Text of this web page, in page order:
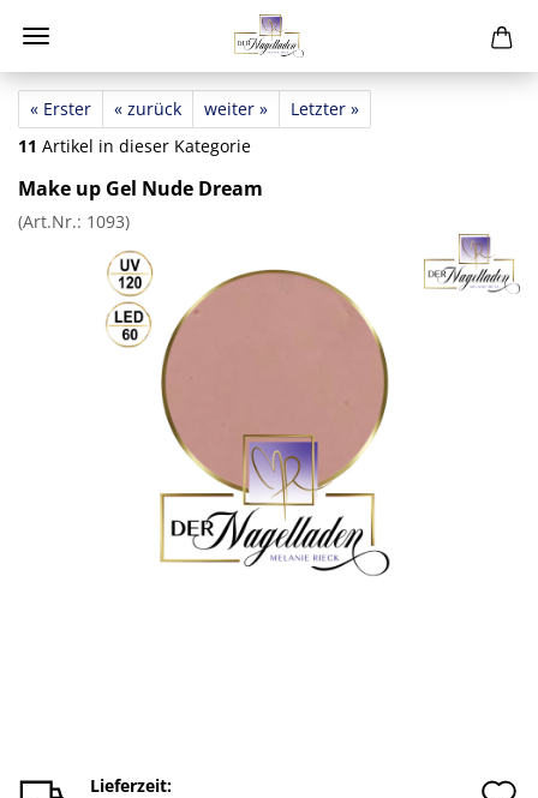
« Erster « zurück weiter »
Letzter »
11 Artikel in dieser Kategorie
Make up Gel Nude Dream
(Art.Nr.: 1093)
Lieferzeit: